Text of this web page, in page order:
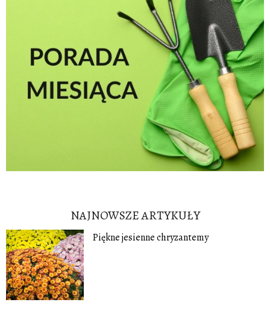
NAJNOWSZE ARTYKUŁY
Piękne jesienne chryzantemy